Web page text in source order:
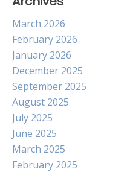
March 2026
February 2026
January 2026
December 2025
September 2025
August 2025
July 2025
June 2025
March 2025
February 2025